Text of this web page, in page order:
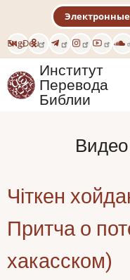
основному
содержанию
EngDeu
Институт
Перевода
Библии
Видео
Чіткен
Притча о
хакасском)